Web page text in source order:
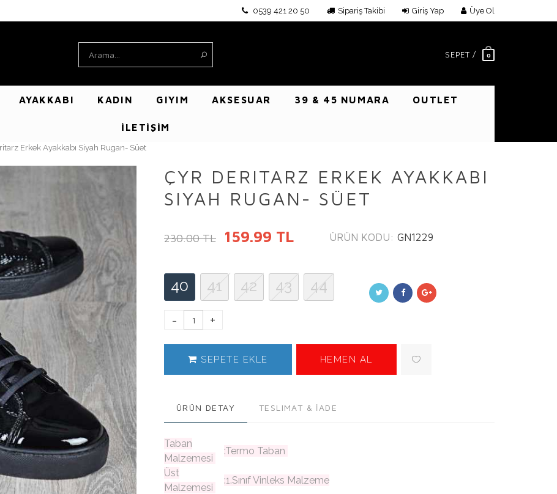
0539 421 20 50 Sipariş Takibi Giriş Yap Üye Ol
0
SEPET /
AYAKKABI KADIN GIYIM AKSESUAR 39 & 45 NUMARA OUTLET
İLETİŞİM
Erkek Ayakkabı Siyah Rugan- Süet
ÇYR DERITARZ ERKEK AYAKKABI
SIYAH RUGAN- SÜET
230.00 TL 159.99 TL ÜRÜN KODU: GN1229
40 41 42 43 44
SEPETE EKLE HEMEN AL
ÜRÜN DETAY TESLIMAT & İADE
Taban
Malzemesi
:Termo Taban
Üst
Malzemesi
:1.Sınıf Vinleks Malzeme